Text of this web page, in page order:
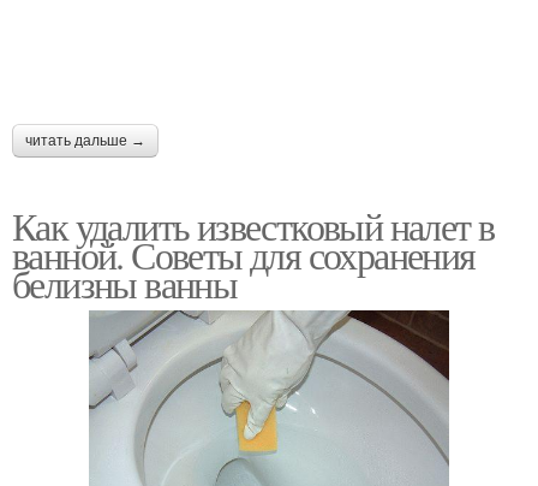
читать дальше →
Как удалить известковый налет в
ванной. Советы для сохранения
белизны ванны